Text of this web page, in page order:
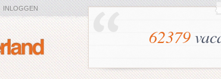
INLOGGEN
62379